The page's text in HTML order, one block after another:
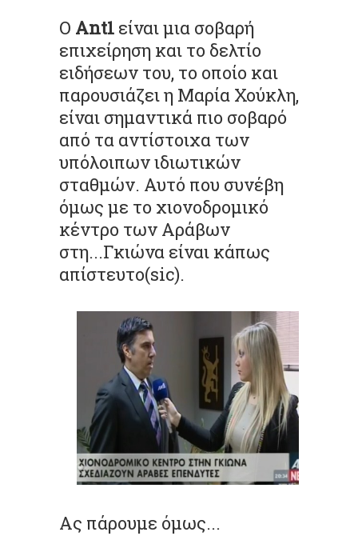
Ο Ant1 είναι μια σοβαρή
επιχείρηση και το δελτίο
ειδήσεων του, το οποίο και
παρουσιάζει η Μαρία Χούκλη,
είναι σημαντικά πιο σοβαρό
από τα αντίστοιχα των
υπόλοιπων ιδιωτικών
σταθμών. Αυτό που συνέβη
όμως με το χιονοδρομικό
κέντρο των Αράβων
στη...Γκιώνα είναι κάπως
απίστευτο(sic).
Ας πάρουμε όμως...